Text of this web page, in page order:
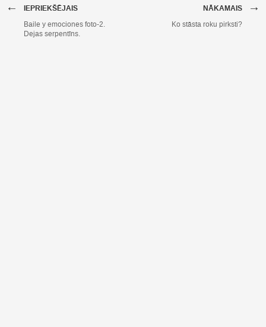
IEPRIEKŠĒJAIS
←
Baile y emociones foto-2.
Dejas serpentīns.
NĀKAMAIS →
Ko stāsta roku pirksti?